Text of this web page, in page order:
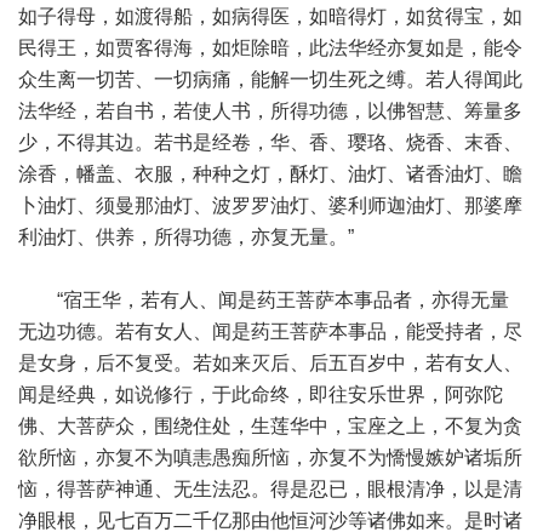
如子得母，如渡得船，如病得医，如暗得灯，如贫得宝，如
民得王，如贾客得海，如炬除暗，此法华经亦复如是，能令
众生离一切苦、一切病痛，能解一切生死之缚。若人得闻此
法华经，若自书，若使人书，所得功德，以佛智慧、筹量多
少，不得其边。若书是经卷，华、香、璎珞、烧香、末香、
涂香，幡盖、衣服，种种之灯，酥灯、油灯、诸香油灯、瞻
卜油灯、须曼那油灯、波罗罗油灯、婆利师迦油灯、那婆摩
利油灯、供养，所得功德，亦复无量。”
“宿王华，若有人、闻是药王菩萨本事品者，亦得无量
无边功德。若有女人、闻是药王菩萨本事品，能受持者，尽
是女身，后不复受。若如来灭后、后五百岁中，若有女人、
闻是经典，如说修行，于此命终，即往安乐世界，阿弥陀
佛、大菩萨众，围绕住处，生莲华中，宝座之上，不复为贪
欲所恼，亦复不为嗔恚愚痴所恼，亦复不为憍慢嫉妒诸垢所
恼，得菩萨神通、无生法忍。得是忍已，眼根清净，以是清
净眼根，见七百万二千亿那由他恒河沙等诸佛如来。是时诸